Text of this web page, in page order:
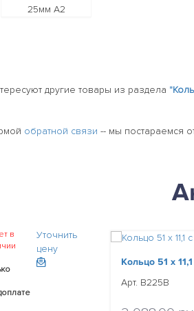
другие товары из раздела
обратной связи -- мы постараемся
в
Уточнить
цену
Кольцо 51 х
Арт. B225B